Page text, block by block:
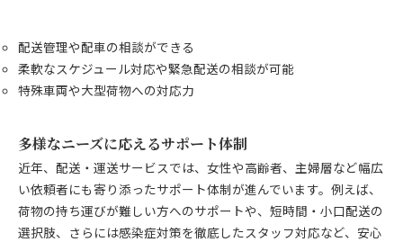
配送管理や配車の相談ができる
柔軟なスケジュール対応や緊急配送の相談が可能
特殊車両や大型荷物への対応力
多様なニーズに応えるサポート体制
近年、配送・運送サービスでは、女性や高齢者、主婦層など幅広
い依頼者にも寄り添ったサポート体制が進んでいます。例えば、
荷物の持ち運びが難しい方へのサポートや、短時間・小口配送の
選択肢、さらには感染症対策を徹底したスタッフ対応など、安心